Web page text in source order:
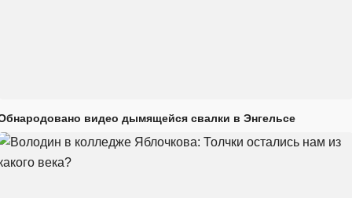
видео дымящейся свалки в Энгельсе